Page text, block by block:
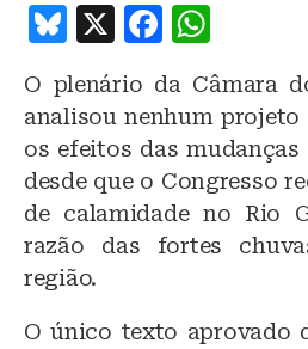
B
e
s
k
y
X
F
c
e
b
o
o
h
at
s
A
p
p
O plenário da Câmara
analisou nenhum projeto
os efeitos das
desde que o Congresso
de calamidade no Rio
razão das fortes
região.
O único texto aprovado